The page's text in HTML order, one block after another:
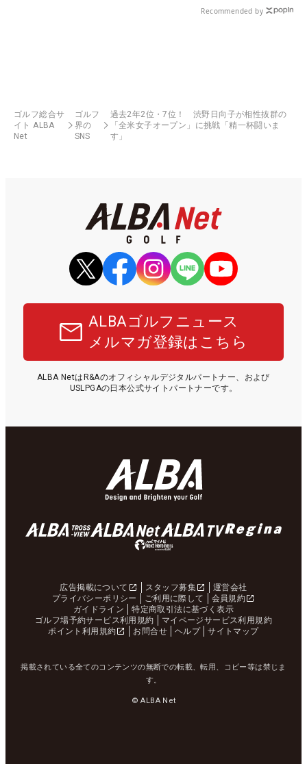
Recommended by
ゴルフ総合サ
イト ALBA
Net
ゴルフ
界の
SNS
過去2年2位・7位！ 渋野日向子が相性抜群の
「全米女子オープン」に挑戦「精一杯闘いま
す」
ALBAゴルフニュース
メルマガ登録はこちら
ALBA NetはR&Aのオフィシャルデジタルパートナー、および
USLPGAの日本公式サイトパートナーです。
広告掲載について スタッフ募集
運営会社
プライバシーポリシー
ご利用に際して
会員規約
ガイドライン
特定商取引法に基づく表示
ゴルフ場予約サービス利用規約
マイページサービス利用規約
ポイント利用規約
お問合せ ヘルプ サイトマップ
掲載されている全てのコンテンツの無断での転載、転用、コピー等は禁じま
す。
© ALBA Net